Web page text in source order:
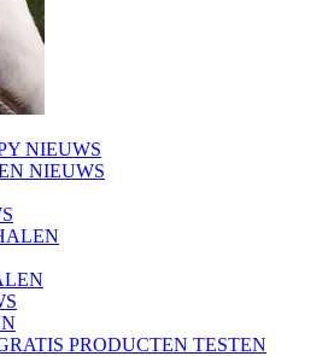
NIEUWS
NIEUWS
PRODUCTEN TESTEN